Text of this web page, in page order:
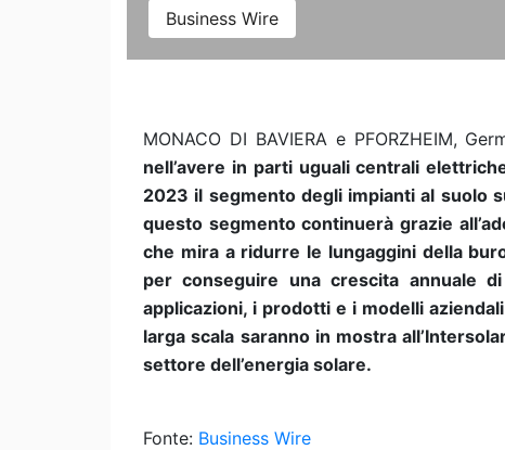
Business Wire
MONACO DI BAVIERA e PFORZHEIM,
nell’avere in parti uguali centrali
2023 il segmento degli impianti al suolo
questo segmento continuerà grazie
che mira a ridurre le lungaggini della
per conseguire una crescita annuale
applicazioni, i prodotti e i modelli
larga scala saranno in mostra
settore dell’energia solare.
Fonte: Business Wire